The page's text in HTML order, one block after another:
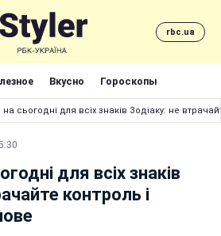
rbc.ua
Вкусно Гороскопы
на сьогодні для всіх знаків Зодіаку: не
для всіх знаків
контроль і